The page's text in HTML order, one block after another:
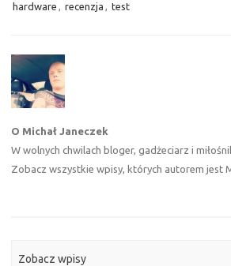
hardware , recenzja , test
O Michał Janeczek
W wolnych chwilach bloger, gadżeciarz i
Zobacz wszystkie wpisy, których autorem jest
Zobacz wpisy